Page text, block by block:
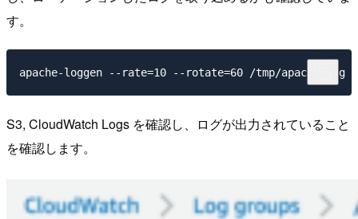
す。
S3, CloudWatch Logs を確認し、ログが出力されていること
を確認します。